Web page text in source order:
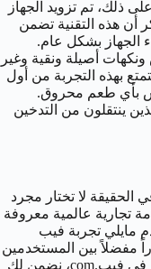
علاوة على ذلك، تم تزويد الجهاز
أن هذه التقنية تضمن
الجهاز بشكل عام.
أصيلة ونقية وغير
بهذه التجربة من أول
بأي طعم محروق.
ينتقلون من التدخين
الحقيقة لا تختار مجرد
تجارية عالمية معروفة
مايلي تجربة فيب
مفضلاً بين المستخدمين
المحترفين والمبتدئين على حد سواء. بالطبع، في فيب.com، نضمن لك